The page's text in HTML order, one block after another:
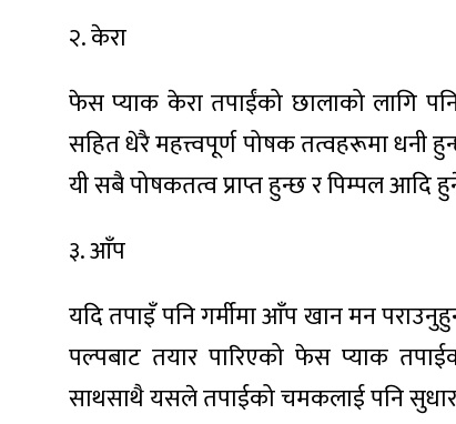
२. केरा
फेस प्याक केरा तपाईंको छालाको लागि
सहित धेरै महत्त्वपूर्ण पोषक तत्वहरूमा धनी
यी सबै पोषकतत्व प्राप्त हुन्छ र पिम्पल
३. आँप
यदि तपाइँ पनि गर्मीमा आँप खान मन
पल्पबाट तयार पारिएको फेस प्याक
साथसाथै यसले तपाईको चमकलाई पनि सुधार